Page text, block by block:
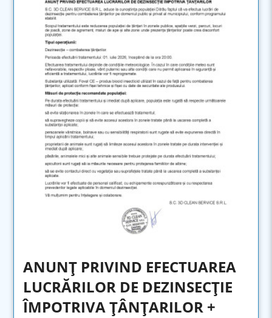
ANUNȚ PRIVIND EFECTUAREA
LUCRĂRILOR DE DEZINSECȚIE
ÎMPOTRIVA ȚÂNȚARILOR +